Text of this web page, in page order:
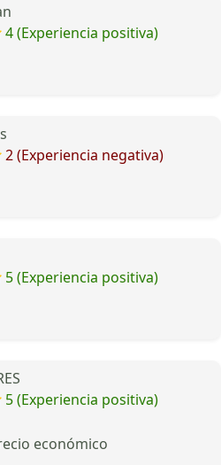
4 (Experiencia positiva)
2 (Experiencia negativa)
5 (Experiencia positiva)
5 (Experiencia positiva)
económico